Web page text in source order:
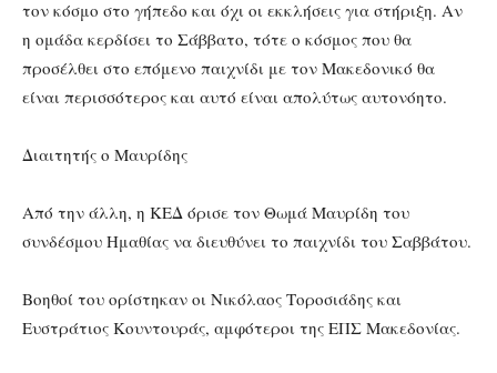
τον κόσμο στο γήπεδο και όχι οι εκκλήσεις για στήριξη. Αν
η ομάδα κερδίσει το Σάββατο, τότε ο κόσμος που θα
προσέλθει στο επόμενο παιχνίδι με τον Μακεδονικό θα
είναι περισσότερος και αυτό είναι απολύτως αυτονόητο.
Διαιτητής ο Μαυρίδης
Από την άλλη, η ΚΕΔ όρισε τον Θωμά Μαυρίδη του
συνδέσμου Ημαθίας να διευθύνει το παιχνίδι του Σαββάτου.
Βοηθοί του ορίστηκαν οι Νικόλαος Τοροσιάδης και
Ευστράτιος Κουντουράς, αμφότεροι της ΕΠΣ Μακεδονίας.